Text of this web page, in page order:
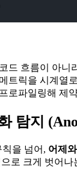
드 흐름이 아니
트릭을 시계열
로파일링해 제
탐지
을 넘어, 어제
로 크게 벗어나